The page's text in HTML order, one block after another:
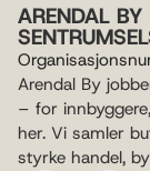
ARENDAL BY
Arendal By
– for
her. Vi samler
styrke handel,